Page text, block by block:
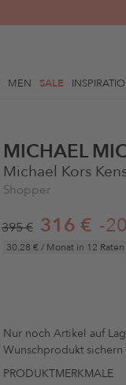
MEN SALE
MICHAEL
Michael Kors
Shopper
395 € 316 € -
30,28 € / Monat in 12 Raten
Nur noch Artikel auf
Wunschprodukt sichern
PRODUKTMERKMALE